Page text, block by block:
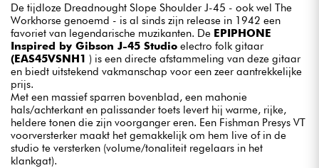
De tijdloze Dreadnought Slope Shoulder J-45 - ook wel The
Workhorse genoemd - is al sinds zijn release in 1942 een
favoriet van legendarische muzikanten. De EPIPHONE
Inspired by Gibson J-45 Studio electro folk gitaar
(EAS45VSNH1 ) is een directe afstammeling van deze gitaar
en biedt uitstekend vakmanschap voor een zeer aantrekkelijke
prijs.
Met een massief sparren bovenblad, een mahonie
hals/achterkant en palissander toets levert hij warme, rijke,
heldere tonen die zijn voorganger eren. Een Fishman Presys VT
voorversterker maakt het gemakkelijk om hem live of in de
studio te versterken (volume/tonaliteit regelaars in het
klankgat).